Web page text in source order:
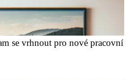
se vrhnout pro nové pracovní